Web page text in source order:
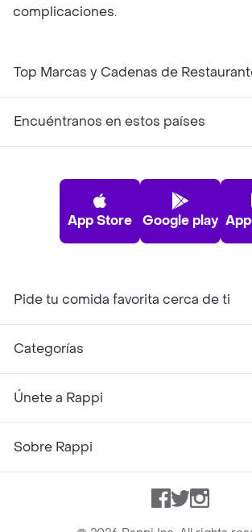
complicaciones.
Top Marcas y Cadenas de
Encuéntranos en estos países
App Store Google play
Pide tu comida favorita cerca de ti
Categorías
Únete a Rappi
Sobre Rappi
Facebook
Twitter